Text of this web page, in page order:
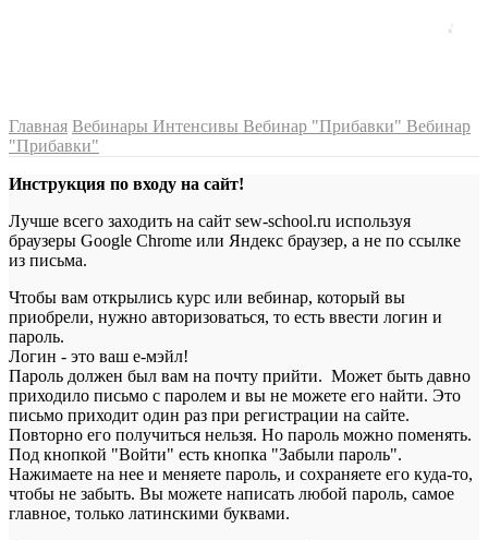
Главная Вебинары Интенсивы Вебинар "Прибавки" Вебинар
"Прибавки"
Инструкция по входу на сайт!
Лучше всего заходить на сайт sew-school.ru используя
браузеры Google Chrome или Яндекс браузер, а не по ссылке
из письма.
Чтобы вам открылись курс или вебинар, который вы
приобрели, нужно авторизоваться, то есть ввести логин и
пароль.
Логин - это ваш е-мэйл!
Пароль должен был вам на почту прийти. Может быть давно
приходило письмо с паролем и вы не можете его найти. Это
письмо приходит один раз при регистрации на сайте.
Повторно его получиться нельзя. Но пароль можно поменять.
Под кнопкой "Войти" есть кнопка "Забыли пароль".
Нажимаете на нее и меняете пароль, и сохраняете его куда-то,
чтобы не забыть. Вы можете написать любой пароль, самое
главное, только латинскими буквами.